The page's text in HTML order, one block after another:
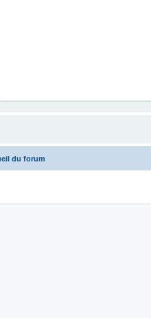
du forum